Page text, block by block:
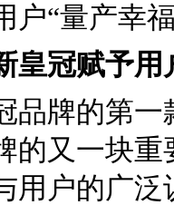
户“量产幸
皇冠赋予用
品牌的第
的又一块
用户的广